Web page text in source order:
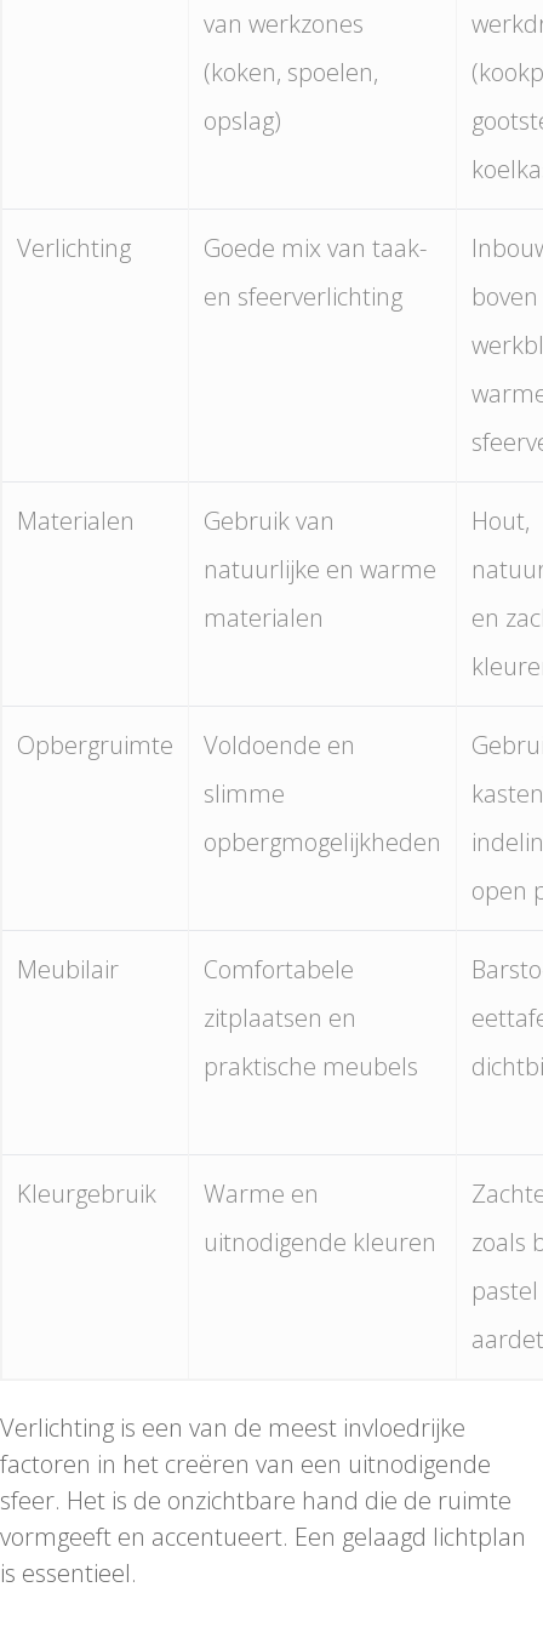
van werkzones
(koken, spoelen,
opslag)
Verlichting
Goede mix van taak-
en sfeerverlichting
boven
Materialen
Gebruik van
natuurlijke en warme
materialen
Hout,
en
Opbergruimte
Voldoende en
slimme
opbergmogelijkheden
open
Meubilair
Comfortabele
zitplaatsen en
praktische meubels
Kleurgebruik
Warme en
uitnodigende kleuren
zoals
Verlichting is een van de meest invloedrijke
factoren in het creëren van een uitnodigende
sfeer. Het is de onzichtbare hand die de ruimte
vormgeeft en accentueert. Een gelaagd lichtplan
is essentieel.